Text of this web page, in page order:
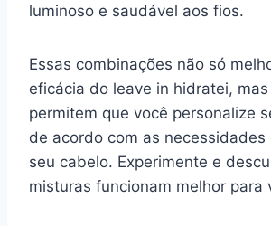
luminoso e saudável aos fios.
Essas combinações não só
eficácia do leave in hidratei,
permitem que você personalize
de acordo com as
seu cabelo. Experimente e
misturas funcionam melhor para